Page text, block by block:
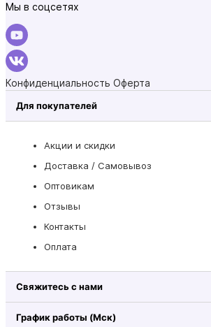
Мы в соцсетях
Конфиденциальность Оферта
Для покупателей
Акции и скидки
Доставка / Самовывоз
Оптовикам
Отзывы
Контакты
Оплата
Свяжитесь с нами
График работы (Мск)